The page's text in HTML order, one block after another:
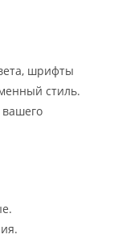
шрифты
стиль.